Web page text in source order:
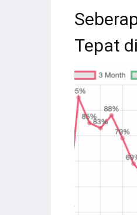
Tepat